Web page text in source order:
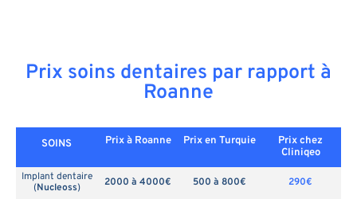
Prix soins dentaires par rapport à
Roanne
SOINS Prix à Roanne Prix en Turquie
Prix chez
Cliniqeo
Implant dentaire
(Nucleoss) 2000 à 4000€ 500 à 800€
290€